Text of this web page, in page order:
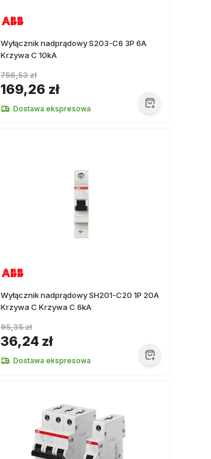
Wyłącznik nadprądowy S203-C6 3P 6A
Krzywa C 10kA
169,26 zł
756,53 zł
Dostawa ekspresowa
Wyłącznik nadprądowy SH201-C20 1P 20A
Krzywa C Krzywa C 6kA
36,24 zł
95,35 zł
Dostawa ekspresowa